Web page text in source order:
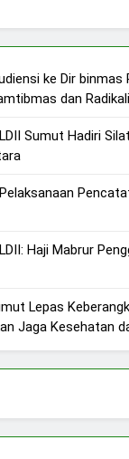
ke Dir binmas
dan
Sumut Hadiri
Haji Mabrur
Lepas
Jaga Kesehatan